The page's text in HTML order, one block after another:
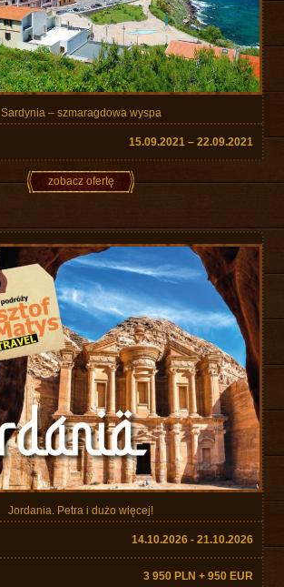
Sardynia – szmaragdowa wyspa
15.09.2021 – 22.09.2021
zobacz ofertę
Jordania. Petra i dużo więcej!
14.10.2026 - 21.10.2026
3 950 PLN + 950 EUR